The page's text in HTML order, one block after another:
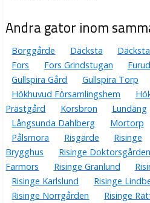
Andra gator inom
Borggårde Däcksta
Fors
Fors Grindstugan
Gullspira Gård
Gullspira Torp
Hökhuvud Församlingshem
Prästgård
Korsbron Lundäng
Långsunda Dahlberg
Mortorp
Pålsmora
Risgärde Risinge
Brygghus
Risinge Doktorsgården
Farmors
Risinge Granlund
Risinge Karlslund
Risinge
Risinge Norrgården
Risinge